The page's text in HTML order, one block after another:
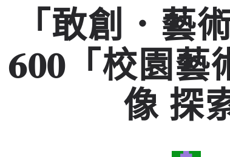
「敢創．藝
600「校園藝
像 探